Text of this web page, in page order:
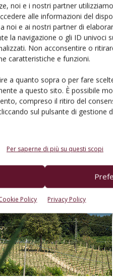
noi e i nostri partner
alle informazioni del
noi e ai nostri partner di
la navigazione o gli ID univoci
Non acconsentire o
caratteristiche e funzioni.
a quanto sopra o per fare
a questo sito. È possibile
compreso il ritiro del
sul pulsante di gestione
Per saperne di più su questi scopi
Policy Privacy Policy
genetica della vite
29 Dicembre 2021
a nuovi impianti di